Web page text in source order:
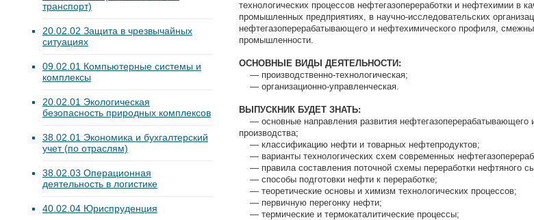
транспорт)
20.02.02 Защита в чрезвычайных
ситуациях
09.02.01 Компьютерные системы и
комплексы
20.02.01 Экологическая
безопасность природных комплексов
38.02.01 Экономика и бухгалтерский
учет (по отраслям)
38.02.03 Операционная
деятельность в логистике
40.02.04 Юриспруденция
технологических процессов нефтегазопереработки и нефтехимии в
промышленных предприятиях, в научно-исследовательских
нефтегазоперерабатывающего и нефтехимического профиля,
промышленности.
ОСНОВНЫЕ ВИДЫ ДЕЯТЕЛЬНОСТИ:
— производственно-технологическая;
— организационно-управленческая.
ВЫПУСКНИК БУДЕТ ЗНАТЬ:
— основные направления развития нефтегазоперерабатывающего
производства;
— классификацию нефти и товарных нефтепродуктов;
— варианты технологических схем современных
— правила составления поточной схемы переработки нефтяного
— способы подготовки нефти к переработке;
— теоретические основы и химизм технологических процессов;
— первичную перегонку нефти;
— термические и термокаталитические процессы;